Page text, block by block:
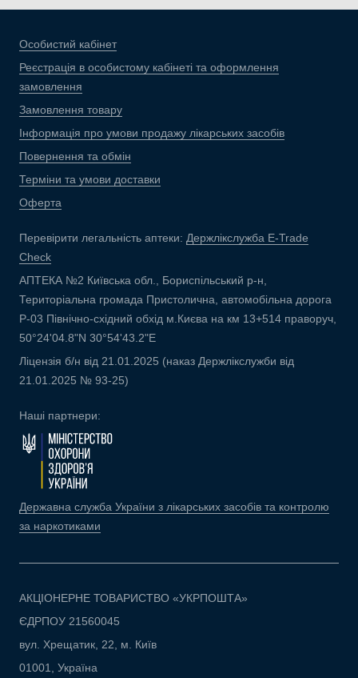
Особистий кабінет
Реєстрація в особистому кабінеті та оформлення
замовлення
Замовлення товару
Інформація про умови продажу лікарських засобів
Повернення та обмін
Терміни та умови доставки
Оферта
Перевірити легальність аптеки: Держлікслужба E-Trade
Check
АПТЕКА №2 Київська обл., Бориспільський р-н,
Територіальна громада Пристолична, автомобільна дорога
Р-03 Північно-східний обхід м.Києва на км 13+514 праворуч,
50°24'04.8"N 30°54'43.2"E
Ліцензія б/н від 21.01.2025 (наказ Держлікслужби від
21.01.2025 № 93-25)
Наші партнери:
Державна служба України з лікарських засобів та контролю
за наркотиками
АКЦІОНЕРНЕ ТОВАРИСТВО «УКРПОШТА»
ЄДРПОУ 21560045
вул. Хрещатик, 22, м. Київ
01001, Україна